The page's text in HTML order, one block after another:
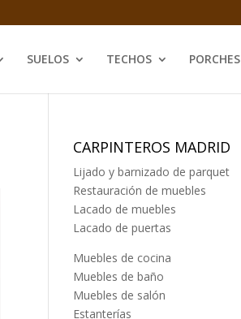
SUELOS TECHOS PORCHES
CARPINTEROS MADRID
Lijado y barnizado de parquet
Restauración de muebles
Lacado de muebles
Lacado de puertas
Muebles de cocina
Muebles de baño
Muebles de salón
Estanterías